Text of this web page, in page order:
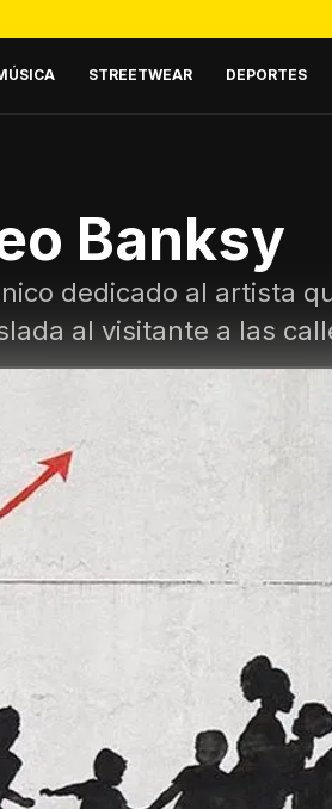
STREETWEAR DEPORTES
Banksy
dedicado al artista
al visitante a las